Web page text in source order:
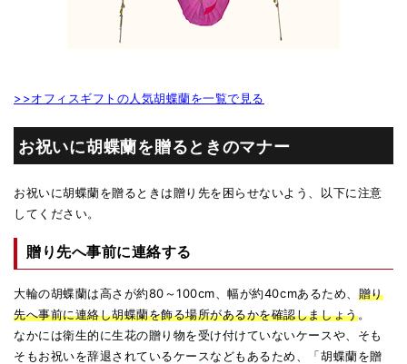
>>オフィスギフトの人気胡蝶蘭を一覧で見る
お祝いに胡蝶蘭を贈るときのマナー
お祝いに胡蝶蘭を贈るときは贈り先を困らせないよう、以下に注意
してください。
贈り先へ事前に連絡する
大輪の胡蝶蘭は高さが約80～100cm、幅が約40cmあるため、 贈り
先へ事前に連絡し胡蝶蘭を飾る場所があるかを確認しましょう。
なかには衛生的に生花の贈り物を受け付けていないケースや、そも
そもお祝いを辞退されているケースなどもあるため、「胡蝶蘭を贈